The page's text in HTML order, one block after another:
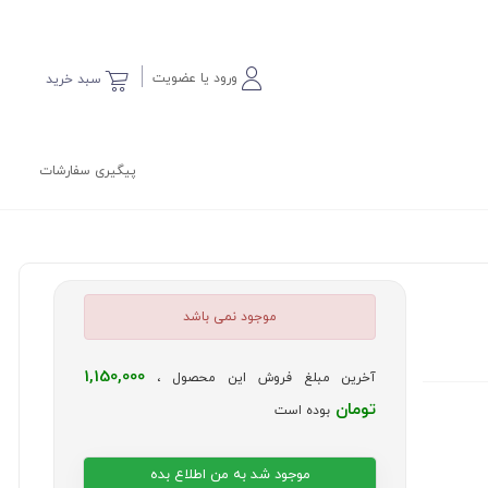
سبد خرید ورود یا عضویت
پیگیری سفارشات
موجود نمی باشد
آخرین مبلغ فروش این محصول ، 1,150,000
تومان بوده است
موجود شد به من اطلاع بده